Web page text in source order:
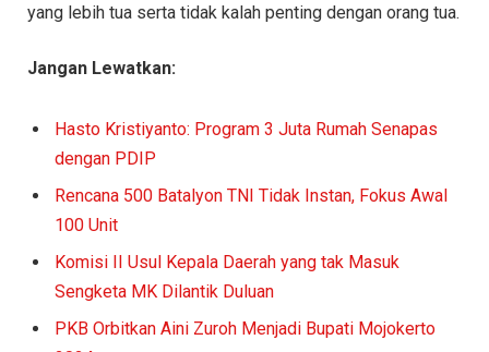
yang lebih tua serta tidak kalah penting dengan orang tua.
Jangan Lewatkan:
Hasto Kristiyanto: Program 3 Juta Rumah Senapas
dengan PDIP
Rencana 500 Batalyon TNI Tidak Instan, Fokus Awal
100 Unit
Komisi II Usul Kepala Daerah yang tak Masuk
Sengketa MK Dilantik Duluan
PKB Orbitkan Aini Zuroh Menjadi Bupati Mojokerto